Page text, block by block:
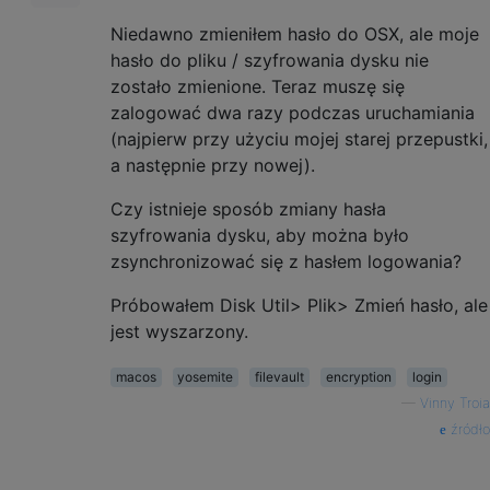
Niedawno zmieniłem hasło do OSX, ale moje
hasło do pliku / szyfrowania dysku nie
zostało zmienione. Teraz muszę się
zalogować dwa razy podczas uruchamiania
(najpierw przy użyciu mojej starej przepustki,
a następnie przy nowej).
Czy istnieje sposób zmiany hasła
szyfrowania dysku, aby można było
zsynchronizować się z hasłem logowania?
Próbowałem Disk Util> Plik> Zmień hasło, ale
jest wyszarzony.
macos yosemite filevault encryption
login
Vinny Troia
źródło